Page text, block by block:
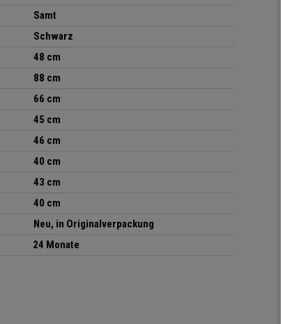
Samt
Schwarz
48 cm
88 cm
66 cm
45 cm
46 cm
40 cm
43 cm
40 cm
Neu, in Originalverpackung
24 Monate